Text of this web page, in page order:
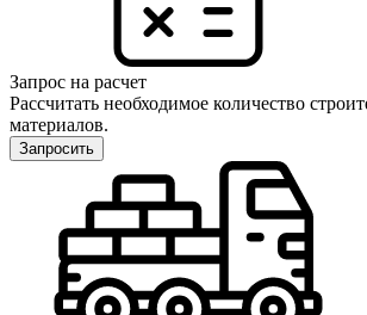
Запрос на расчет
Рассчитать необходимое количество
материалов.
Запросить